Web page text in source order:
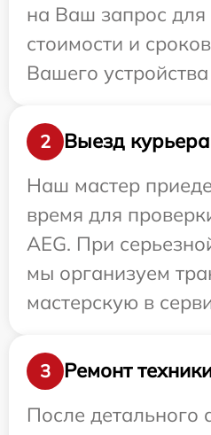
на Ваш запрос для
стоимости и
Вашего устройства
2
Выезд
Наш мастер
время для
AEG. При
мы организуем
мастерскую в
3
Ремонт
После детального